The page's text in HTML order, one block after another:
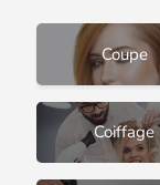
Coupe
Coiffage